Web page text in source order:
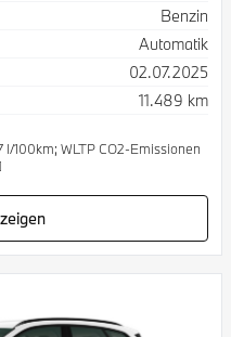
Benzin
Automatik
02.07.2025
11.489 km
100km; WLTP CO2-Emissionen